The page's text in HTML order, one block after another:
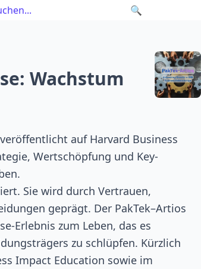
🔍
Wachstum
auf Harvard Business
Wertschöpfung und Key-
Sie wird durch Vertrauen,
geprägt. Der PakTek–Artios
Erlebnis zum Leben, das es
zu schlüpfen. Kürzlich
Impact Education sowie im